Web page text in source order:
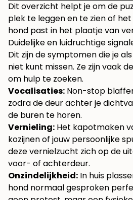
Dit overzicht helpt je om de
plek te leggen en te zien of
hond past in het plaatje van
Duidelijke en luidruchtige
Dit zijn de symptomen die je
niet kunt missen. Ze zijn vaak
om hulp te zoeken.
Vocalisaties: Non-stop
zodra de deur achter je
de buren te horen.
Vernieling: Het kapotmaken
kozijnen of jouw persoonlijke
deze vernielzucht zich op de
voor- of achterdeur.
Onzindelijkheid: In huis
hond normaal gesproken